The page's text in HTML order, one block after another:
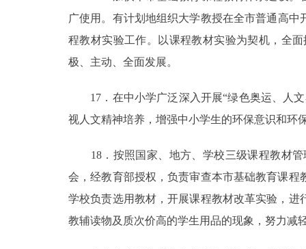
广使用。有计划地组织大学教授在全市普通高
程教材实验工作。以课程教材实验为契机，全
极、主动、全面发展。
17．在中小学广泛深入开展“绿色奥运、人文
视人文精神培养，增强中小学生的环保意识和环
18．按照国家、地方、学校三级课程教材管
会，经教育部授权，负责审查本市基础教育课
学校负责选用教材，开展课程教材改革实验，
教辅读物及质次价高的学生用品的现象，努力减